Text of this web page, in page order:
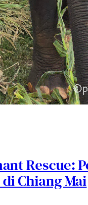
Rescue:
Chiang Mai